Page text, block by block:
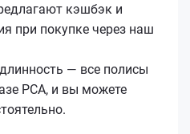
кэшбэк и
при покупке через наш
— все полисы
РСА, и вы можете